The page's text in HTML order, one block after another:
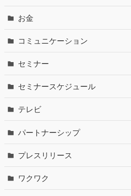
お金
コミュニケーション
セミナー
セミナースケジュール
テレビ
パートナーシップ
プレスリリース
ワクワク